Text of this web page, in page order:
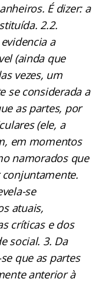
É dizer: a
2.2.
a
(ainda que
vezes, um
se considerada a
as partes, por
(ele, a
em momentos
namorados que
se
atuais,
críticas e dos
social. 3. Da
que as partes
anterior à